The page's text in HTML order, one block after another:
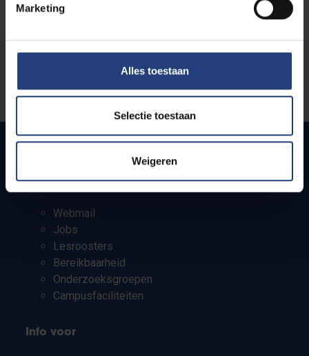
Marketing
Alles toestaan
Selectie toestaan
Weigeren
Laat het ons weten
Webmail
Jobs
Lesroosters
Bereikbaarheid
Onderzoeksgroepen
Campusfaciliteiten
Info voor